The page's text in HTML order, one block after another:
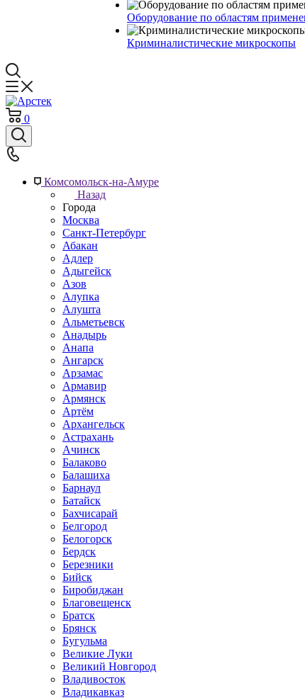
Оборудование по областям
Криминалистические микроскопы
0
Комсомольск-на-Амуре
Назад
Города
Москва
Санкт-Петербург
Абакан
Адлер
Адыгейск
Азов
Алупка
Алушта
Альметьевск
Анадырь
Анапа
Ангарск
Арзамас
Армавир
Армянск
Артём
Архангельск
Астрахань
Ачинск
Балаково
Балашиха
Барнаул
Батайск
Бахчисарай
Белгород
Белогорск
Бердск
Березники
Бийск
Биробиджан
Благовещенск
Братск
Брянск
Бугульма
Великие Луки
Великий Новгород
Владивосток
Владикавказ